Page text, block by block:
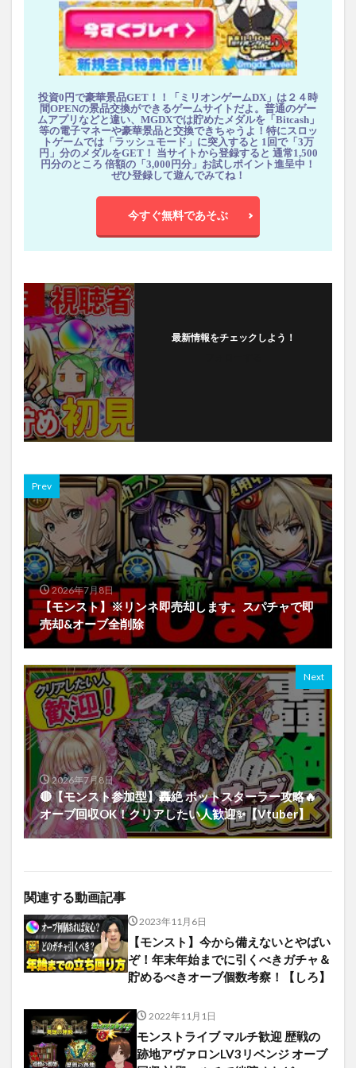
投資0円で豪華景品GET！！「ミリオンゲームDX」は２４時
間OPENの景品交換ができるゲームサイトだよ。普通のゲー
ムアプリなどと違い、MGDXでは貯めたメダルを「Bitcash」
等の電子マネーや豪華景品と交換できちゃうよ！特にスロッ
トゲームでは「ラッシュモード」に突入すると 1回で「3万
円」分のメダルをGET！ 当サイトから登録すると 通常1,500
円分のところ 倍額の「3,000円分」お試しポイント進呈中！
ぜひ登録して遊んでみてね！
今すぐ無料であそぶ
最新情報をチェックしよう！
Prev
2026年7月8日
【モンスト】※リンネ即売却します。スパチャで即
売却&オーブ全削除
Next
2026年7月8日
🔴【モンスト参加型】轟絶 ポットスターラー攻略🔥
オーブ回収OK！クリアしたい人歓迎✨【Vtuber】
関連する動画記事
2023年11月6日
【モンスト】今から備えないとやばい
ぞ！年末年始までに引くべきガチャ＆
貯めるべきオーブ個数考察！【しろ】
2022年11月1日
モンストライブ マルチ歓迎 歴戦の
跡地アヴァロンLV3リベンジ オーブ